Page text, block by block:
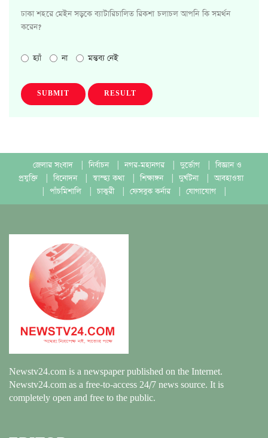
ঢাকা শহরে মেইন সড়কে ব্যাটারিচালিত রিকশা চলাচল আপনি কি সমর্থন
করেন?
হ্যাঁ না মন্তব্য নেই
SUBMIT RESULT
জেলার সংবাদ নির্বাচন নগর-মহানগর দুর্ভোগ
বিজ্ঞান ও
প্রযুক্তি
বিনোদন স্বাস্হ্য কথা শিক্ষাঙ্গন দুর্ঘটনা
আবহাওয়া
পাঁচমিশালি চাকুরী ফেসবুক কর্নার যোগাযোগ
Newstv24.com is a newspaper published on the Internet.
Newstv24.com as a free-to-access 24/7 news source. It is
completely open and free to the public.